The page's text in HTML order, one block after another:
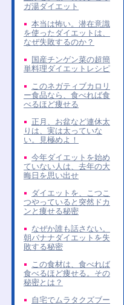
ガ湯ダイエット
本当は怖い。潜在意識
を使ったダイエットは、
なぜ失敗するのか？
国産チンゲン菜の超簡
単料理ダイエットレシピ
このネガティブカロリ
ー食品なら、食べれば食
べるほど痩せる
正月、お盆など連休太
りは、実は太っていな
い。見極めよ！
今年ダイエットを始め
ていない人は、去年の大
晦日を思い出せ
ダイエットを、こつこ
つやっていると突然ドカ
ンと痩せる秘密
なぜか誰も話さない。
朝バナナダイエットを失
敗する秘密
この食材は、食べれば
食べるほど痩せる。その
秘密とは？
自宅でムラタクズブー